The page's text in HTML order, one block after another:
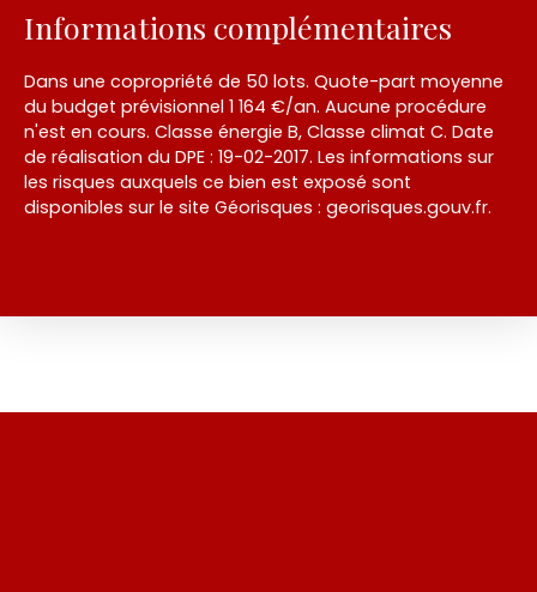
Informations complémentaires
Dans une copropriété de 50 lots. Quote-part moyenne
du budget prévisionnel 1 164 €/an. Aucune procédure
n'est en cours. Classe énergie B, Classe climat C. Date
de réalisation du DPE : 19-02-2017. Les informations sur
les risques auxquels ce bien est exposé sont
disponibles sur le site Géorisques : georisques.gouv.fr.